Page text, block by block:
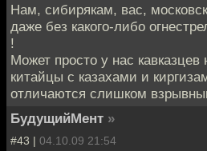
Нам, сибирякам, вас,
даже без какого-либо
!
Может просто у нас кавказцев
китайцы с казахами и
отличаются слишком
БудущийМент »
#43 | 04.10.09 21:54